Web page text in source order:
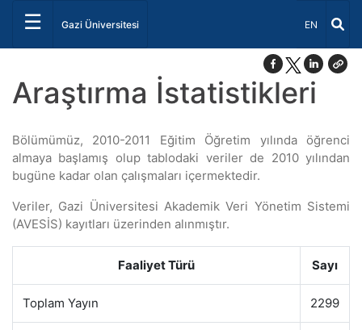
☰ Gazi Üniversitesi Dil Seçiniz
EN
Araştırma İstatistikleri
Bölümümüz, 2010-2011 Eğitim Öğretim yılında öğrenci
almaya başlamış olup tablodaki veriler de 2010 yılından
bugüne kadar olan çalışmaları içermektedir.
Veriler, Gazi Üniversitesi Akademik Veri Yönetim Sistemi
(AVESİS) kayıtları üzerinden alınmıştır.
Faaliyet Türü Sayı
Toplam Yayın 2299